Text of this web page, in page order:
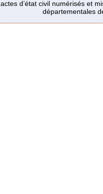
actes d’état civil numérisés et
départementales